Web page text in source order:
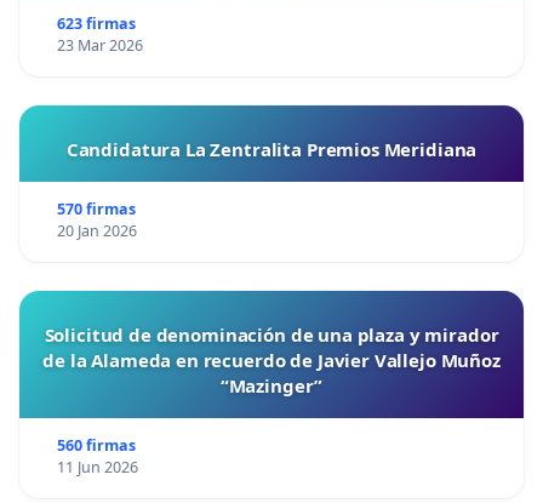
623 firmas
23 Mar 2026
Candidatura La Zentralita Premios Meridiana
570 firmas
20 Jan 2026
Solicitud de denominación de una plaza y mirador
de la Alameda en recuerdo de Javier Vallejo Muñoz
“Mazinger”
560 firmas
11 Jun 2026